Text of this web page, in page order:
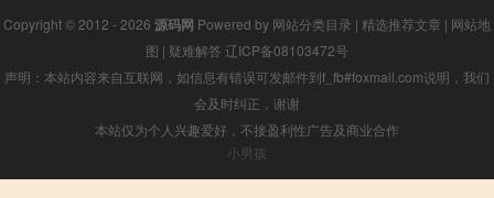
Copyright © 2012 - 2026 源码网 Powered by 网站分类目录 | 精选推荐文章 | 网站地
图 | 疑难解答 辽ICP备08103472号
声明：本站内容来自互联网，如信息有错误可发邮件到f_fb#foxmail.com说明，我们
会及时纠正，谢谢
本站仅为个人兴趣爱好，不接盈利性广告及商业合作
小男孩